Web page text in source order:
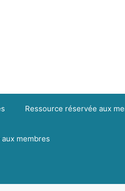
Ressource réservée aux
membres